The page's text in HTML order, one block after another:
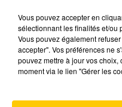
Vous pouvez accepter en
sélectionnant les finalités et/ou
Vous pouvez également
accepter". Vos préférences ne
pouvez mettre à jour vos
moment via le lien "Gérer les